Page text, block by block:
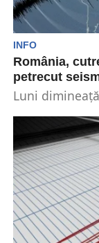
INFO
România,
petrecut
Luni
informațiile...